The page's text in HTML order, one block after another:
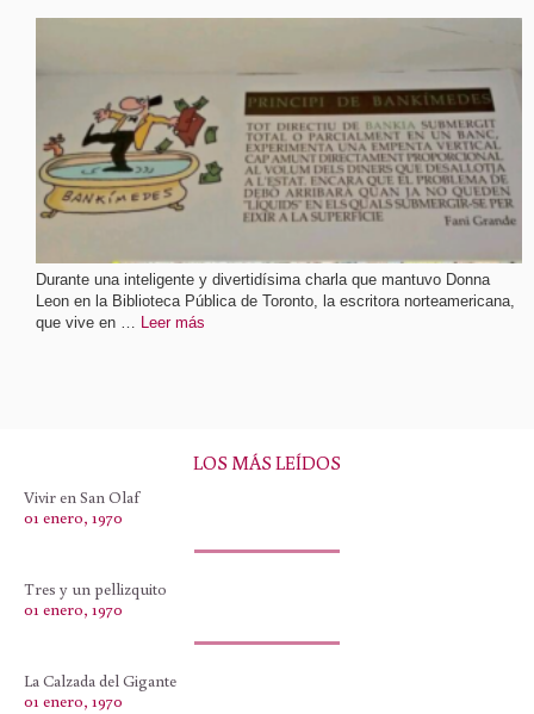
Durante una inteligente y divertidísima charla que mantuvo Donna
Leon en la Biblioteca Pública de Toronto, la escritora norteamericana,
que vive en … Leer más
LOS MÁS LEÍDOS
Vivir en San Olaf
01 enero, 1970
Tres y un pellizquito
01 enero, 1970
La Calzada del Gigante
01 enero, 1970